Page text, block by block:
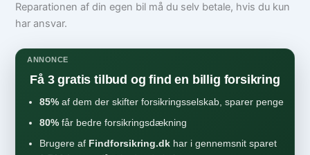
Reparationen af din egen bil må du selv betale, hvis du kun
har ansvar.
ANNONCE
Få 3 gratis tilbud og find en billig forsikring
85% af dem der skifter forsikringsselskab, sparer penge
80% får bedre forsikringsdækning
Brugere af Findforsikring.dk har i gennemsnit sparet